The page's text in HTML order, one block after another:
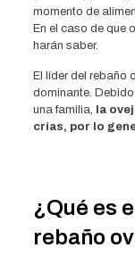
momento de
En el caso de que
harán saber.
El líder del rebaño
dominante.
una familia,
la
crías, por lo
¿Qué es
rebaño